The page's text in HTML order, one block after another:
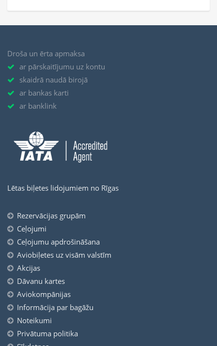
Droša un ērta apmaksa
ar pārskaitījumu uz kontu
skaidrā naudā birojā
ar bankas karti
ar banklink
Lētas biļetes lidojumiem no Rīgas
Rezervācijas grupām
Ceļojumi
Ceļojumu apdrošināšana
Aviobiļetes uz visām valstīm
Akcijas
Dāvanu kartes
Aviokompānijas
Informācija par bagāžu
Noteikumi
Privātuma politika